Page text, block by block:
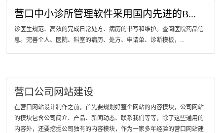
营口中小诊所管理软件采用国内先进的B...
诊医生规范、高效的完成日常处方、病历的书写和维护。查阅医院药品信
息。完善个人、医院、科室的病历、处方、申请单、诊断模板，...
营口公司网站建设
在营口网站设计制作之前，首先要规划好整个网站的内容模块，公司网站
的模块包含公司简介、产品、新闻动态、联系我们等等，除了这些通用的
内容外，还要挖掘公司独有的内容模块，作为一家多年经验的营口网站建